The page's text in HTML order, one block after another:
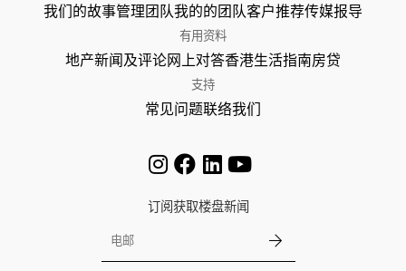
我们的故事管理团队我的的团队客户推荐传媒报导
有用资料
地产新闻及评论网上对答香港生活指南房贷
支持
常见问题联络我们
订阅获取楼盘新闻